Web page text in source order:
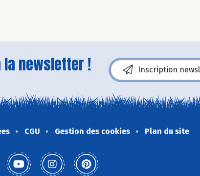
la newsletter ! Inscription
CGU Gestion des cookies Plan du site